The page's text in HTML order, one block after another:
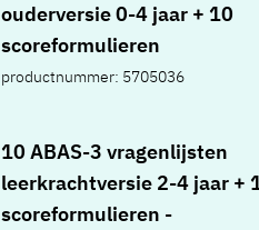
ouderversie 0-4 jaar + 10
scoreformulieren
productnummer: 5705036
10 ABAS-3 vragenlijsten
leerkrachtversie 2-4 jaar +
scoreformulieren -